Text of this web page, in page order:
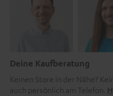
Deine Kaufberatung
Keinen Store in der Nähe?
auch persönlich am Telefon.